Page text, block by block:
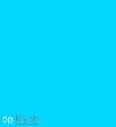
op Kiyoh